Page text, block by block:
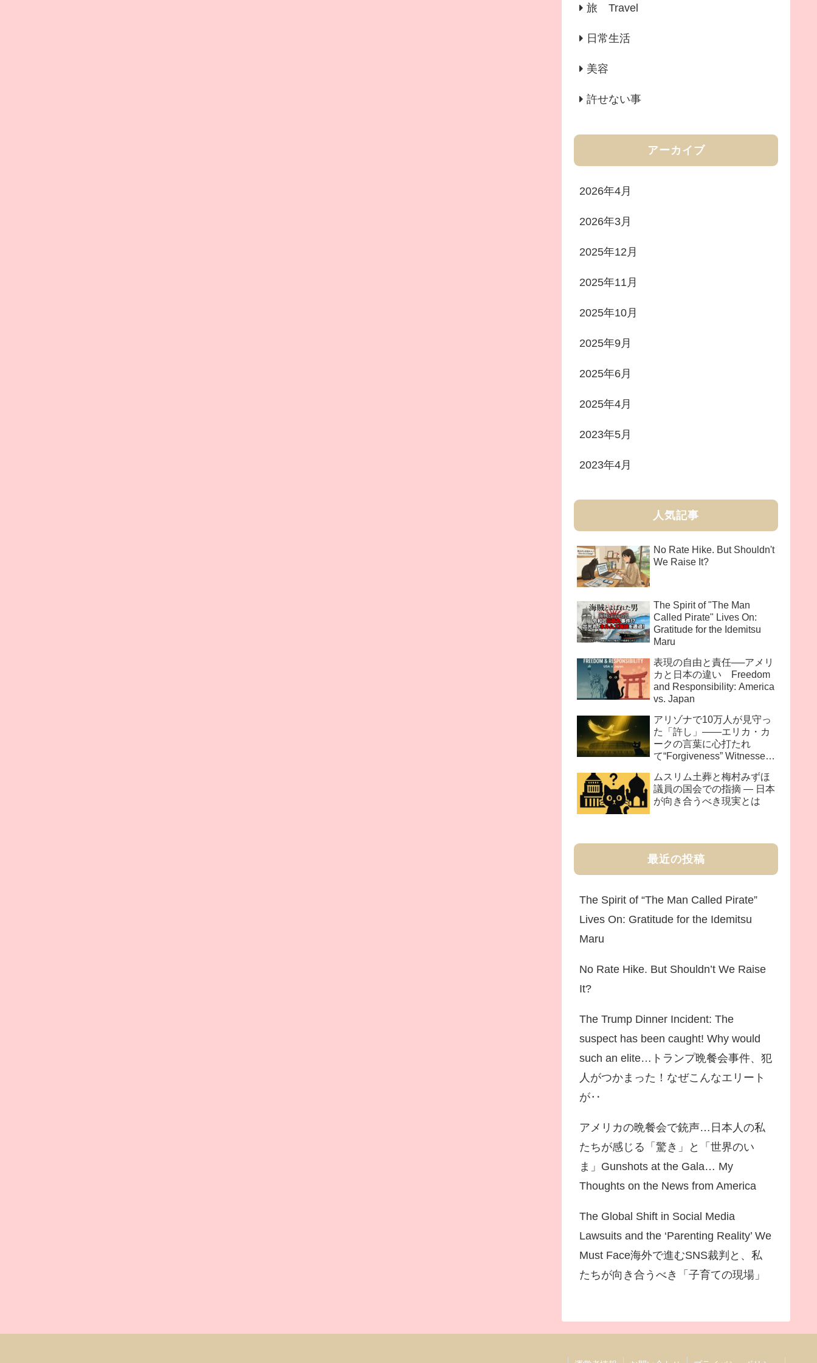
旅 Travel
日常生活
美容
許せない事
アーカイブ
2026年4月
2026年3月
2025年12月
2025年11月
2025年10月
2025年9月
2025年6月
2025年4月
2023年5月
2023年4月
人気記事
No Rate Hike. But Shouldn't
We Raise It?
The Spirit of "The Man
Called Pirate" Lives On:
Gratitude for the Idemitsu
Maru
表現の自由と責任──アメリ
カと日本の違い Freedom
and Responsibility: America
vs. Japan
アリゾナで10万人が見守っ
た「許し」――エリカ・カ
ークの言葉に心打たれ
て“Forgiveness” Witnessed
Moved by the Words of
Erika Kirk
ムスリム土葬と梅村みずほ
議員の国会での指摘 ― 日本
が向き合うべき現実とは
最近の投稿
The Spirit of “The Man Called Pirate”
Lives On: Gratitude for the Idemitsu
Maru
No Rate Hike. But Shouldn’t We Raise
It?
The Trump Dinner Incident: The
suspect has been caught! Why would
such an elite…トランプ晩餐会事件、犯
人がつかまった！なぜこんなエリート
が‥
アメリカの晩餐会で銃声…日本人の私
たちが感じる「驚き」と「世界のい
ま」Gunshots at the Gala… My
Thoughts on the News from America
The Global Shift in Social Media
Lawsuits and the ‘Parenting Reality’ We
Must Face海外で進むSNS裁判と、私
たちが向き合うべき「子育ての現場」